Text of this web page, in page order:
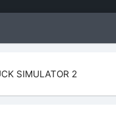
SIMULATOR 2